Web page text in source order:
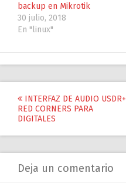
backup en Mikrotik
30 julio, 2018
En "linux"
Post
navigation
INTERFAZ DE AUDIO USDR+
RED CORNERS PARA
DIGITALES
Deja un comentario